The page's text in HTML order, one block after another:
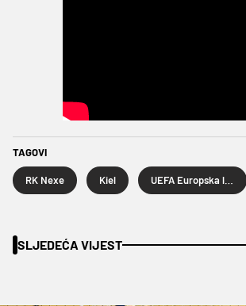
TAGOVI
RK Nexe Kiel
SLJEDEĆA VIJEST